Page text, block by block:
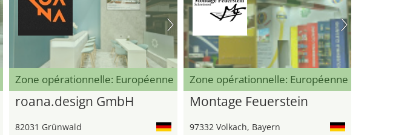
Zone opérationnelle: Européenne
roana.design GmbH
82031 Grünwald
Zone opérationnelle: Européenne
Montage Feuerstein
97332 Volkach, Bayern